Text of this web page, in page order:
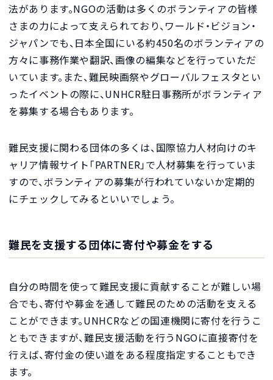
法があります。NGOの活動は多くのボランティアの皆様
さまの力によって支えられており、ワールド・ビジョン・
ジャパンでも、日本全国にいる約450名のボランティアの
方々に事務作業や翻訳、画像の編集などを行っていただ
いています。また、難民映画祭やグローバルフェスタとい
ったイベントの際に、UNHCR駐日事務所がボランティア
を募集する場合もあります。
難民支援に関わる団体の多くは、国際協力人材向けのキ
ャリア情報サイト「PARTNER」で人材募集を行っていま
すので、ボランティアの募集が行われていないか定期的
にチェックしてみるといいでしょう。
難民を支援する団体に寄付や募金をする
自分の時間を使って難民支援に貢献することが難しい場
合でも、寄付や募金を通して難民のための活動を支える
ことができます。UNHCRなどの国連機関に寄付を行うこ
ともできますが、難民支援活動を行うNGOに直接寄付を
行えば、寄付金の使い道をある程度指定することもでき
ます。